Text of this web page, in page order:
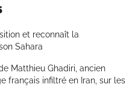
et reconnaît la
Sahara
Matthieu Ghadiri, ancien
français infiltré en Iran, sur les